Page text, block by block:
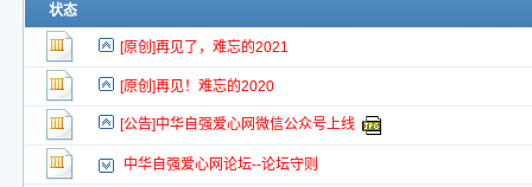
新的主题
投票帖
新小字报
状态
[原创]再见了，难忘的2021
[原创]再见！难忘的2020
[公告]中华自强爱心网微信公众号上线
中华自强爱心网论坛--论坛守则